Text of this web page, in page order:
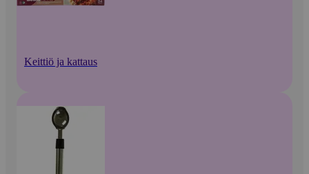
Keittiö ja kattaus